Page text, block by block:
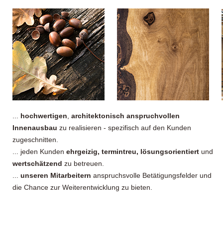
... hochwertigen, architektonisch anspruchvollen
Innenausbau zu realisieren - spezifisch auf den Kunden
zugeschnitten.
... jeden Kunden ehrgeizig, termintreu, lösungsorientiert und
wertschätzend zu betreuen.
... unseren Mitarbeitern anspruchsvolle Betätigungsfelder und
die Chance zur Weiterentwicklung zu bieten.